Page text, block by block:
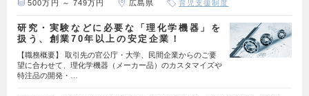
500万円 ～ 749万円 広島県 育児支援制度
研究・実験などに必要な「理化学機器」を
扱う、創業70年以上の安定企業！
【職務概要】 取引先の官公庁・大学、民間企業からのご要
望に合わせて、理化学機器（メーカー品）のカスタマイズや
特注品の開発・…